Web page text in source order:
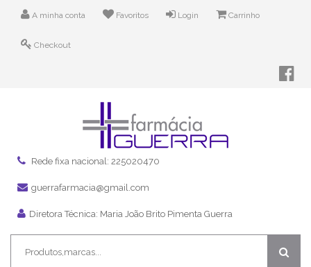
A minha conta Favoritos Login Carrinho
Checkout
Rede fixa nacional: 225020470
guerrafarmacia@gmail.com
Diretora Técnica: Maria João Brito Pimenta Guerra